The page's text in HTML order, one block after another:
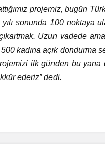
projemiz, bugün
sonunda 100 noktaya
Uzun vadede
kadına açık dondurma
ilk günden bu
ederiz” dedi.